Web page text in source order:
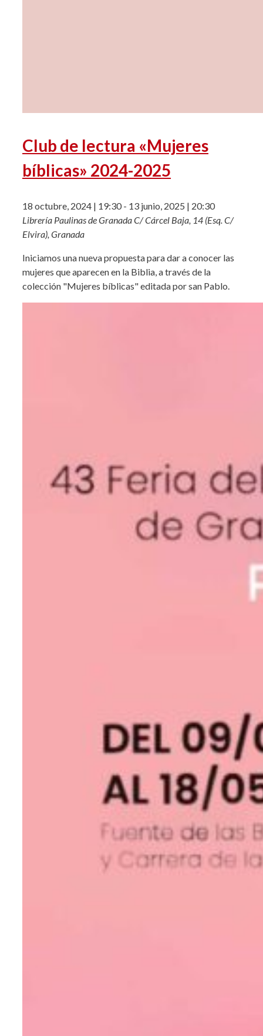
Club de lectura «Mujeres
bíblicas» 2024-2025
18 octubre, 2024 | 19:30- 13 junio, 2025 | 20:30
Librería Paulinas de GranadaC/ Cárcel Baja, 14 (Esq. C/
Elvira), Granada
Iniciamos una nueva propuesta para dar a conocer las
mujeres que aparecen en la Biblia, a través de la
colección "Mujeres bíblicas" editada por san Pablo.